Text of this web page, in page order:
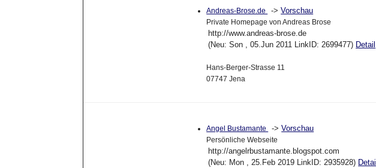
Andreas-Brose.de ->Vorschau
Private Homepage von Andreas Brose
http://www.andreas-brose.de
(Neu: Son , 05.Jun 2011 LinkID: 2699477) Detail
Hans-Berger-Strasse 11
07747 Jena
Angel Bustamante ->Vorschau
Persönliche Webseite
http://angelrbustamante.blogspot.com
(Neu: Mon , 25.Feb 2019 LinkID: 2935928) Detail